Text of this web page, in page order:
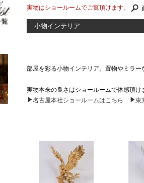
実物はショールームでご覧頂けます。
小物インテリア
部屋を彩る小物インテリア。置物やミラ
実物本来の良さはショールームで体感頂
名古屋本社ショールームはこちら
東